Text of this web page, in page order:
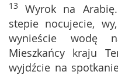
13 Wyrok na
stepie nocujecie,
wynieście wodę
Mieszkańcy kraju
wyjdźcie na